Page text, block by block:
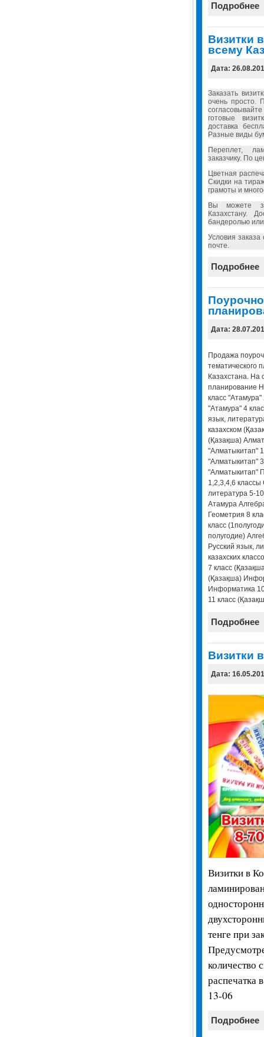
Подробнее
Визитки
всему
Дата:
Заказать
очень просто.
готовые
доставка
Разные виды
Переплет,
заказчику. По
Цветная
Скидки на
грамоты и
Вы можете
Казахстану.
бандеролью
Условия заказа
почте.
Подробнее
Дата:
Продажа
тематического
Казахстана. На
планирование
класс "Атамура"
"Атамура" 4
язык,
казахском
(Қазақша)
"Алматыкитап"
"Алматыкитап"
"Алматыкитап"
1,2,3,4,6
литература 5-
Атамура
Геометрия 8
класс
полугодие)
Русский язык,
казахских
7 класс
(Қазақша)
Информатика
11 класс
Подробнее
Визитки
Дата:
Визитки в
тенге при
количество
распечатка
13-06
Подробнее